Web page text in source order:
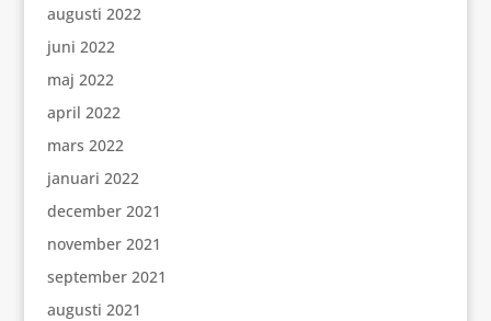
augusti 2022
juni 2022
maj 2022
april 2022
mars 2022
januari 2022
december 2021
november 2021
september 2021
augusti 2021